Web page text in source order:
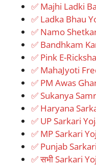
✅ Majhi Ladki
✅ Ladka Bhau
✅ Namo
✅ Bandhkam
✅ Pink E-
✅ MahaJyoti
✅ PM Awas
✅ Sukanya
✅ Haryana
✅ UP Sarkari
✅ MP Sarkari
✅ Punjab
✅ सभी Sarkari